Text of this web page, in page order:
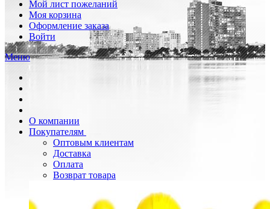
Мой лист пожеланий
Моя корзина
Оформление заказа
Войти
Меню
О компании
Покупателям
Оптовым клиентам
Доставка
Оплата
Возврат товара